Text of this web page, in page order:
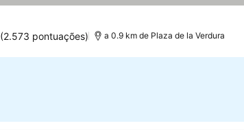
(2.573 pontuações) a 0.9 km de Plaza de la Verdura